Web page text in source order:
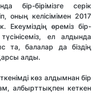
бір-бірімізге серік
оның келісімімен 2017
өреміз бір-
ел алдында
та, балалар да біздің
алды.
көз алдымнан бір
албырттықпен кеткен